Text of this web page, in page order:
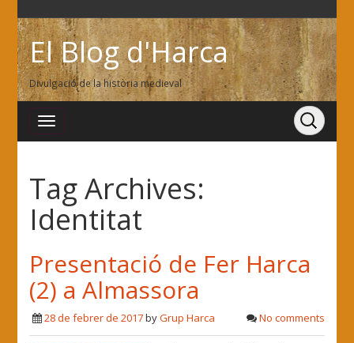
El Blog d'Harca
Divulgació de la història medieval
Tag Archives:
Identitat
Presentació de Fer Harca
(2) a Almassora
28 de febrer de 2017byGrup Harca No comments